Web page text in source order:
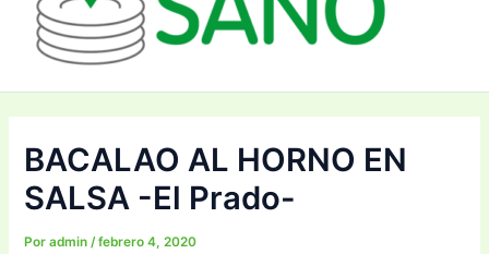
BACALAO AL HORNO EN
SALSA -El Prado-
Poradmin/febrero 4, 2020